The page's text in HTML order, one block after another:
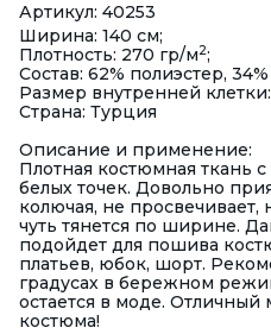
Артикул: 40253
Ширина: 140 см;
Плотность: 270 гр/м2;
Состав: 62% полиэстер,
Размер внутренней
Страна: Турция
Описание и применение:
Плотная костюмная ткань
белых точек. Довольно
колючая, не просвечивает,
чуть тянется по ширине.
подойдет для пошива
платьев, юбок, шорт.
градусах в бережном
остается в моде. Отличный
костюма!